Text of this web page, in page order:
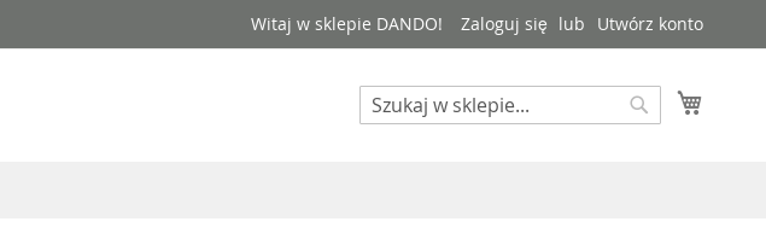
Witaj w sklepie DANDO! Zaloguj się Utwórz konto
Search